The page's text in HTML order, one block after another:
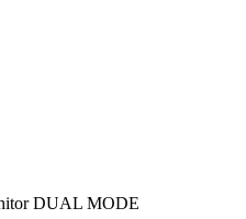
DUAL MODE